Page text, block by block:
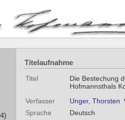
Titelaufnahme
Titel
Die Bestechung
Hofmannsthals
Verfasser
Unger, Thorsten
Sprache
Deutsch